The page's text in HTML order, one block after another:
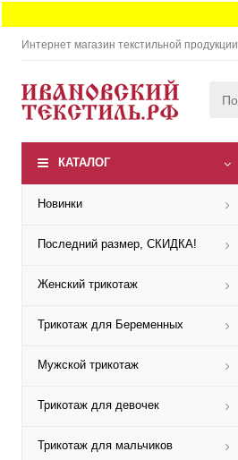
Интернет магазин текстильной продукции
КАТАЛОГ
Новинки
Последний размер, СКИДКА!
Женский трикотаж
Трикотаж для Беременных
Мужской трикотаж
Трикотаж для девочек
Трикотаж для мальчиков